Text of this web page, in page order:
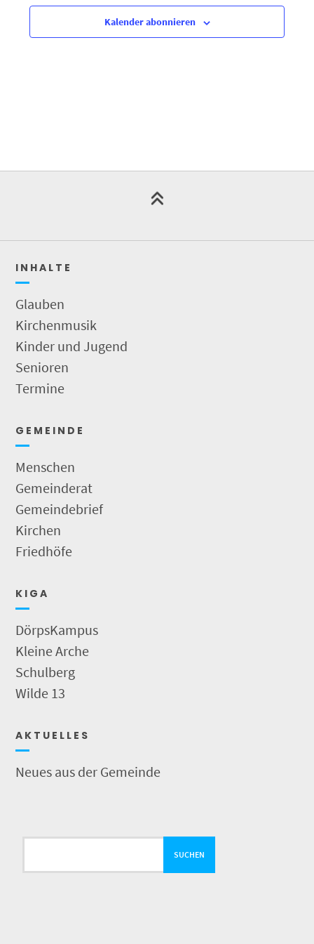
Kalender abonnieren
I N H A L T E
Glauben
Kirchenmusik
Kinder und Jugend
Senioren
Termine
G E M E I N D E
Menschen
Gemeinderat
Gemeindebrief
Kirchen
Friedhöfe
K I G A
DörpsKampus
Kleine Arche
Schulberg
Wilde 13
A K T U E L L E S
Neues aus der Gemeinde
Suchen
SUCHEN